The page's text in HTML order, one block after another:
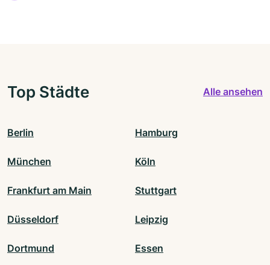
Top Städte Alle ansehen
Berlin Hamburg
München Köln
Frankfurt am Main Stuttgart
Düsseldorf Leipzig
Dortmund Essen